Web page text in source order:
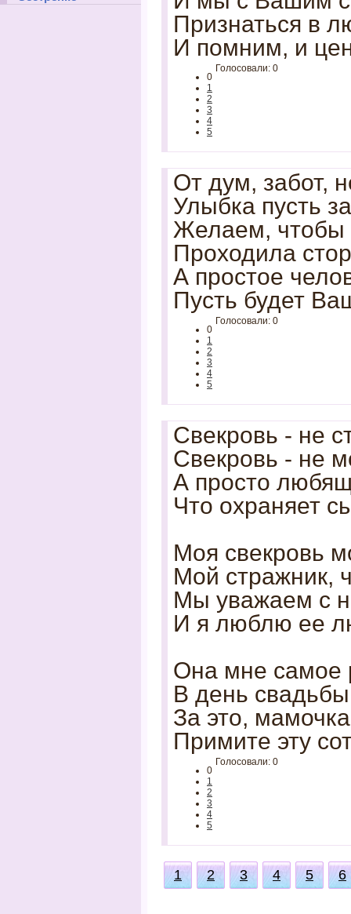
Признаться в
И помним, и
0
1
2
3
4
5
Голосовали: 0
От дум, забот,
Улыбка пусть
Желаем, чтобы
Проходила
А простое
Пусть будет
0
1
2
3
4
5
Голосовали: 0
Свекровь - не
Свекровь - не
А просто
Что охраняет
Моя свекровь
Мой стражник,
Мы уважаем с
И я люблю ее
Она мне самое
В день
За это,
Примите эту
0
1
2
3
4
5
Голосовали: 0
1 2 3 4 5 6